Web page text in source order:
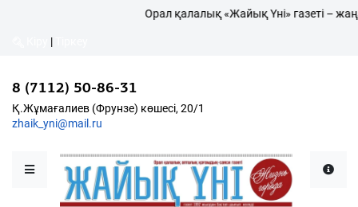
Қалалықтар қаперіне
Қоғам
Қ.Жұмағалиев (Фрунзе)
Орал қалалық «Жайық Үні» газеті –
|
8 (7112) 50-86-31
Қ.Жұмағалиев (Фрунзе) көшесі, 20/1
zhaik_yni@mail.ru